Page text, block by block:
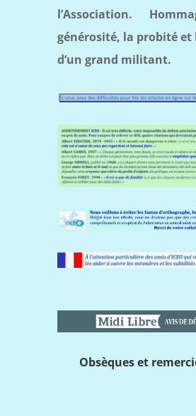
l’Association.
générosité, la probité
d’un grand militant.
Obsèques et